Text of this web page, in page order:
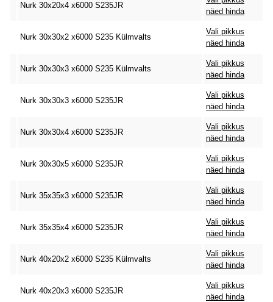
Nurk 30x20x4 x6000 S235JR
näed hinda
Nurk 30x30x2 x6000 S235 Külmvalts
Vali pikkus
näed hinda
Nurk 30x30x3 x6000 S235 Külmvalts
Vali pikkus
näed hinda
Nurk 30x30x3 x6000 S235JR
Vali pikkus
näed hinda
Nurk 30x30x4 x6000 S235JR
Vali pikkus
näed hinda
Nurk 30x30x5 x6000 S235JR
Vali pikkus
näed hinda
Nurk 35x35x3 x6000 S235JR
Vali pikkus
näed hinda
Nurk 35x35x4 x6000 S235JR
Vali pikkus
näed hinda
Nurk 40x20x2 x6000 S235 Külmvalts
Vali pikkus
näed hinda
Nurk 40x20x3 x6000 S235JR
Vali pikkus
näed hinda